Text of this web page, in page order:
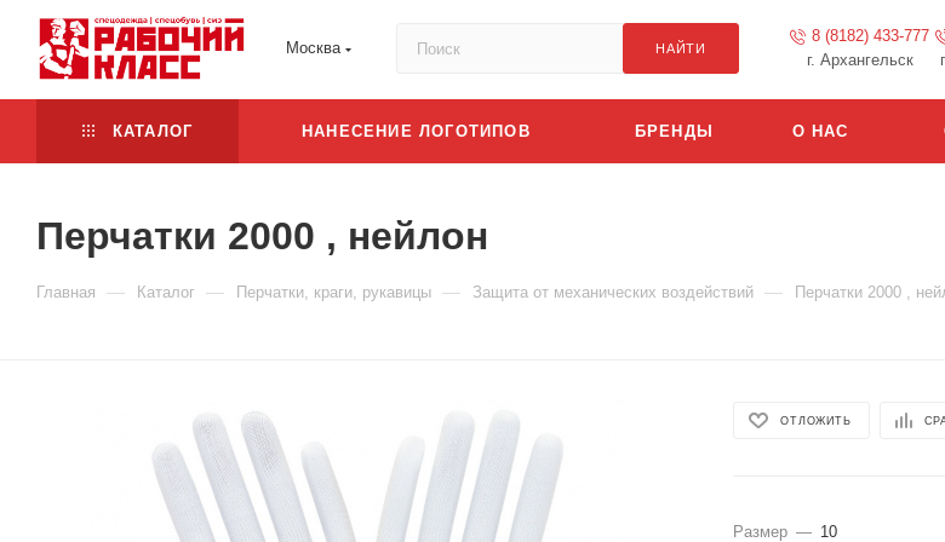
Москва НАЙТИ
8 (8182) 433-777
г. Архангельск
КАТАЛОГ НАНЕСЕНИЕ ЛОГОТИПОВ БРЕНДЫ О НАС
Перчатки 2000 , нейлон
Главная — Каталог — Перчатки, краги, рукавицы — Защита от механических воздействий — Перчатки 2000 ,
ОТЛОЖИТЬ
Размер — 10